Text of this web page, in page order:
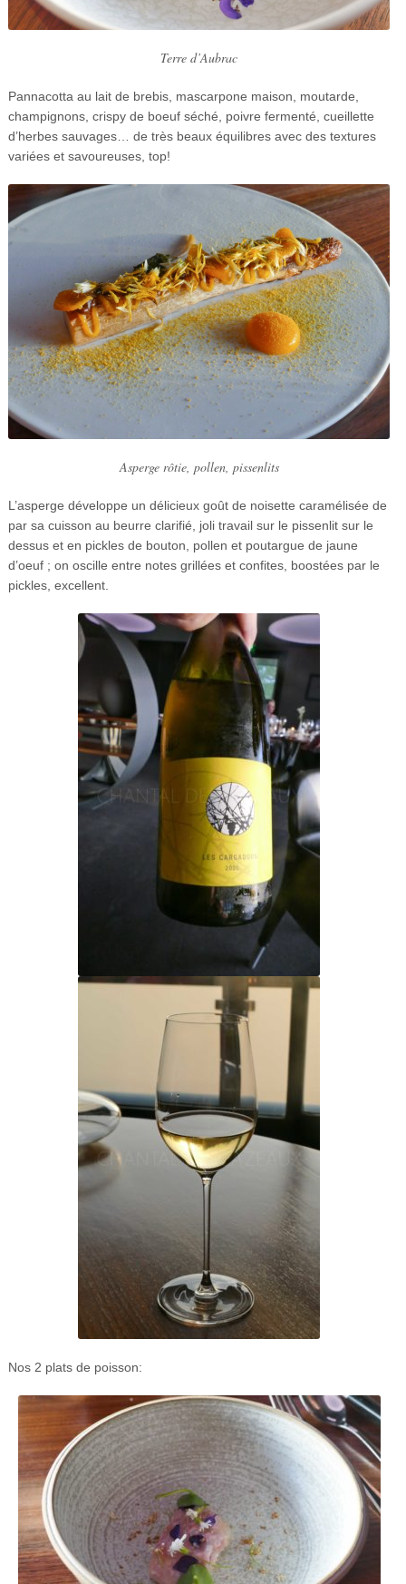
Terre d’Aubrac
Pannacotta au lait de brebis, mascarpone maison, moutarde,
champignons, crispy de boeuf séché, poivre fermenté, cueillette
d’herbes sauvages… de très beaux équilibres avec des textures
variées et savoureuses, top!
Asperge rôtie, pollen, pissenlits
L’asperge développe un délicieux goût de noisette caramélisée de
par sa cuisson au beurre clarifié, joli travail sur le pissenlit sur le
dessus et en pickles de bouton, pollen et poutargue de jaune
d’oeuf ; on oscille entre notes grillées et confites, boostées par le
pickles, excellent.
Nos 2 plats de poisson: